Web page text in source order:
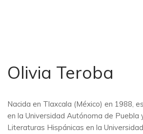
Olivia Teroba
Nacida en Tlaxcala (México) en 1988,
en la Universidad Autónoma de Puebla
Literaturas Hispánicas en la